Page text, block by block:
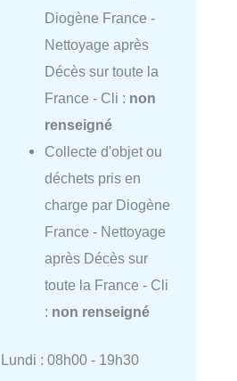
Diogène France -
Nettoyage après
Décès sur toute la
France - Cli : non
renseigné
Collecte d'objet ou
déchets pris en
charge par Diogène
France - Nettoyage
après Décès sur
toute la France - Cli
: non renseigné
Lundi : 08h00 - 19h30